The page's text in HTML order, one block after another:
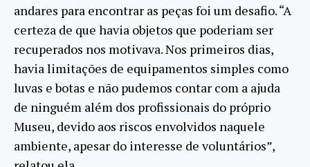
andares para encontrar as peças foi um desafio. “A
certeza de que havia objetos que poderiam ser
recuperados nos motivava. Nos primeiros dias,
havia limitações de equipamentos simples como
luvas e botas e não pudemos contar com a ajuda
de ninguém além dos profissionais do próprio
Museu, devido aos riscos envolvidos naquele
ambiente, apesar do interesse de voluntários”,